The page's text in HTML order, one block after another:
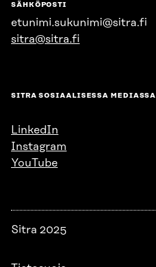
SÄHKÖPOSTI
etunimi.sukunimi@sitra.fi
sitra@sitra.fi
SITRA SOSIAALISESSA MEDIASSA
LinkedIn
Instagram
YouTube
Sitra 2025